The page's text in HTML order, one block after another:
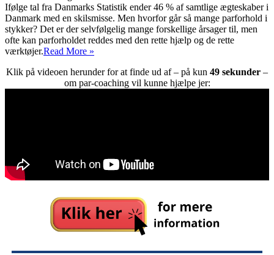
Ifølge tal fra Danmarks Statistik ender 46 % af samtlige ægteskaber i
Danmark med en skilsmisse. Men hvorfor går så mange parforhold i
stykker? Det er der selvfølgelig mange forskellige årsager til, men
ofte kan parforholdet reddes med den rette hjælp og de rette
værktøjer.Read More »
Klik på videoen herunder for at finde ud af – på kun 49 sekunder –
om par-coaching vil kunne hjælpe jer: